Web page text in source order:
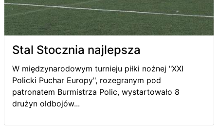
Stal Stocznia najlepsza
W międzynarodowym turnieju piłki nożnej "XXI
Policki Puchar Europy", rozegranym pod
patronatem Burmistrza Polic, wystartowało 8
drużyn oldbojów...